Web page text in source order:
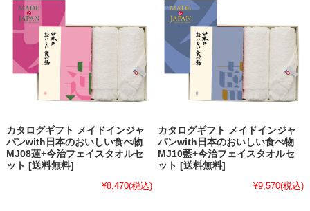
カタログギフト メイドインジャ
パンwith日本のおいしい食べ物
MJ08蓮+今治フェイスタオルセ
ット [送料無料]
¥8,470(税込)
カタログギフト メイドインジャ
パンwith日本のおいしい食べ物
MJ10藍+今治フェイスタオルセ
ット [送料無料]
¥9,570(税込)